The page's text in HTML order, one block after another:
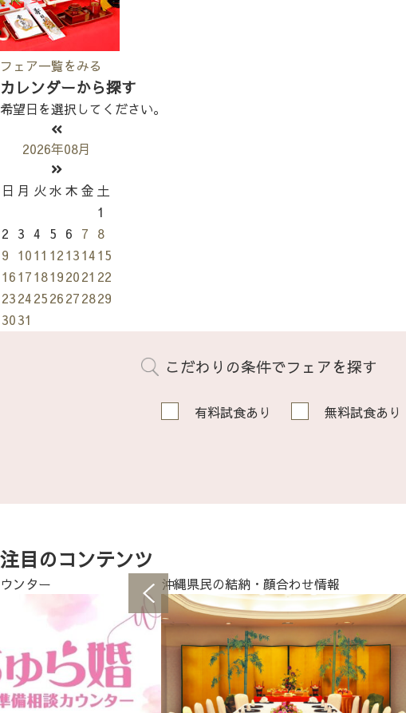
フェア一覧をみる
カレンダーから探す
希望日を選択してください。
2026年08月
日 月 火 水 木 金 土
1
2 3 4 5 6 7 8
9 1011 12131415
161718192021 22
23242526272829
3031
こだわりの条件でフェアを探す
有料試食あり 無料試食あり
注目のコンテンツ
ンター 沖縄県民の結納・顔合わせ情報